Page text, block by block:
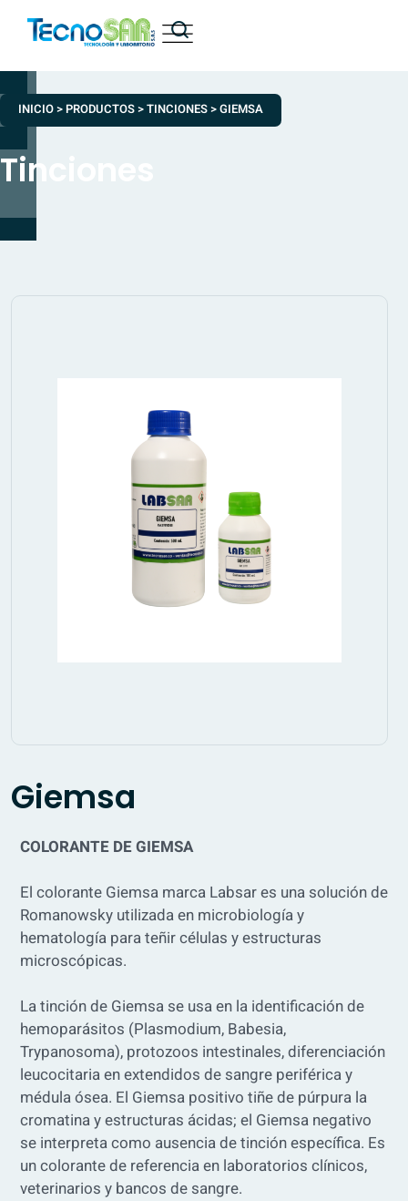
INICIO> PRODUCTOS>TINCIONES>GIEMSA
Tinciones
Giemsa
COLORANTE DE GIEMSA
El colorante Giemsa marca Labsar es una solución de
Romanowsky utilizada en microbiología y
hematología para teñir células y estructuras
microscópicas.
La tinción de Giemsa se usa en la identificación de
hemoparásitos (Plasmodium, Babesia,
Trypanosoma), protozoos intestinales, diferenciación
leucocitaria en extendidos de sangre periférica y
médula ósea. El Giemsa positivo tiñe de púrpura la
cromatina y estructuras ácidas; el Giemsa negativo
se interpreta como ausencia de tinción específica. Es
un colorante de referencia en laboratorios clínicos,
veterinarios y bancos de sangre.